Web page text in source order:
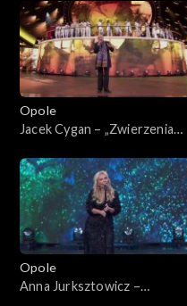
Koncert „Trzy ćwiartki Jacka
Cygana”
Opole
Jacek Cygan – „Zwierzenia
KFPP: Koncert „Trzy
ćwiartki Jacka Cygana”
Opole
Anna Jurksztowicz –